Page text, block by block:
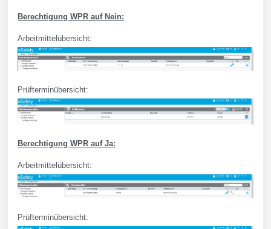
Berechtigung WPR auf Nein:
Arbeitmittelübersicht:
Prüfterminübersicht:
Berechtigung WPR auf Ja:
Arbeitmittelübersicht:
Prüfterminübersicht: